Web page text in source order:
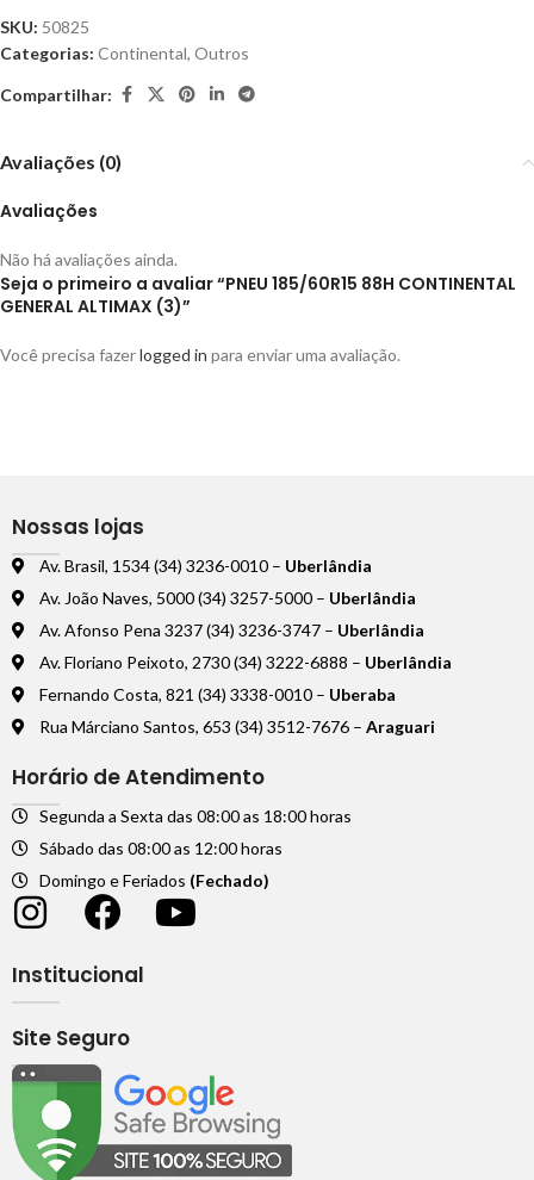
SKU: 50825
Categorias: Continental, Outros
Compartilhar:
Avaliações (0)
Avaliações
Não há avaliações ainda.
Seja o primeiro a avaliar “PNEU 185/60R15 88H CONTINENTAL
GENERAL ALTIMAX (3)”
Você precisa fazerlogged in para enviar uma avaliação.
Nossas lojas
Av. Brasil, 1534 (34) 3236-0010 – Uberlândia
Av. João Naves, 5000 (34) 3257-5000 – Uberlândia
Av. Afonso Pena 3237 (34) 3236-3747 – Uberlândia
Av. Floriano Peixoto, 2730 (34) 3222-6888 – Uberlândia
Fernando Costa, 821 (34) 3338-0010 – Uberaba
Rua Márciano Santos, 653 (34) 3512-7676 – Araguari
Horário de Atendimento
Segunda a Sexta das 08:00 as 18:00 horas
Sábado das 08:00 as 12:00 horas
Domingo e Feriados (Fechado)
Institucional
Site Seguro